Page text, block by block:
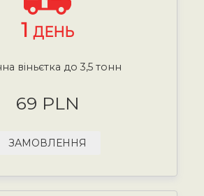
1 ДЕНЬ
віньєтка до 3,5 тонн
69 PLN
ЗАМОВЛЕННЯ